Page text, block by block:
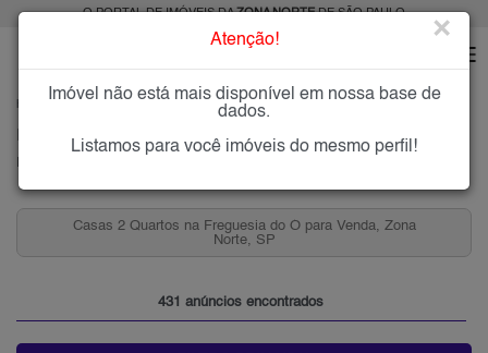
O PORTAL DE IMÓVEIS DAZONA NORTEDE SÃO PAULO
FREGUESIA DO Ó
Imóveis à Venda na Freguesia do Ó, Zona Norte de São Paulo
Apartamentos 2 Quartos e 2 Vagas, Freguesia do Ó
Venda, Zona Norte, SP
431 anúncios encontrados
Atenção! ×
Imóvel não está mais disponível em nossa base de
dados.
Listamos para você imóveis do mesmo perfil!